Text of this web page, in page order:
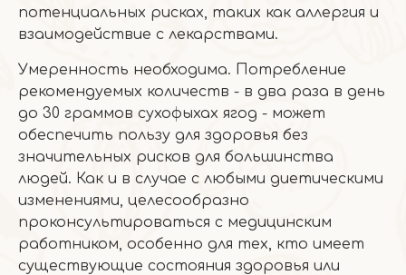
потенциальных рисках, таких как аллергия и
взаимодействие с лекарствами.
Умеренность необходима. Потребление
рекомендуемых количеств - в два раза в день
до 30 граммов сухофыхах ягод - может
обеспечить пользу для здоровья без
значительных рисков для большинства
людей. Как и в случае с любыми диетическими
изменениями, целесообразно
проконсультироваться с медицинским
работником, особенно для тех, кто имеет
существующие состояния здоровья или